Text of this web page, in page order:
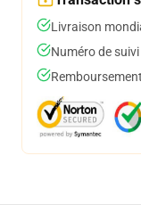
Livraison
Numéro de